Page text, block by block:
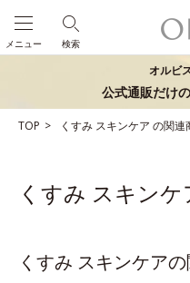
検索
メニュー
オルビ
公式通販だけ
TOP くすみ スキンケア の関連
くすみ スキン
くすみ スキンケア